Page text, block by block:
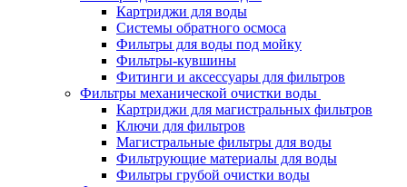
Картриджи для воды
Системы обратного осмоса
Фильтры для воды под мойку
Фильтры-кувшины
Фитинги и аксессуары для фильтров
Фильтры механической очистки воды
Картриджи для магистральных фильтров
Ключи для фильтров
Магистральные фильтры для воды
Фильтрующие материалы для воды
Фильтры грубой очистки воды